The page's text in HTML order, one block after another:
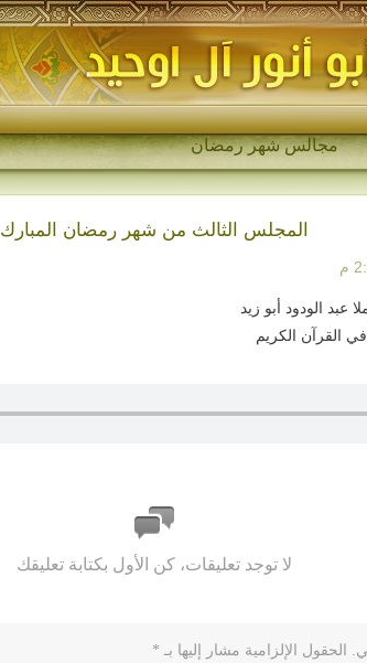
مجالس شهر رمضان
المجلس الثالث من شهر رمضان المبارك
عبد الودود أبو زيد
القرآن الكريم
لا توجد تعليقات، كن الأول بكتابة تعليقك
الحقول الإلزامية مشار إليها بـ *